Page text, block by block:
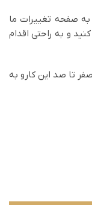
به صفحه تغییرات ما
و به راحتی اقدام
تا صد این کارو به